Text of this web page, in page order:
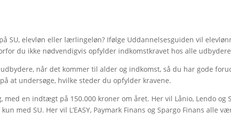
SU, elevløn eller lærlingeløn? Ifølge Uddannelsesguiden vil
du ikke nødvendigvis opfylder indkomstkravet hos alle
når det kommer til alder og indkomst, så du har gode
at undersøge, hvilke steder du opfylder kravene.
med en indtægt på 150.000 kroner om året. Her vil Lånio, Lendo
med SU. Her vil L’EASY, Paymark Finans og Spargo Finans alle